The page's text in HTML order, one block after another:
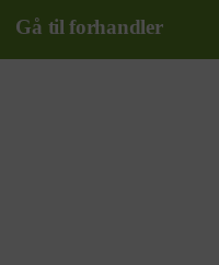
Gå til forhandler